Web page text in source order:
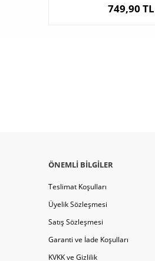
749,90 TL
ÖNEMLI BILGILER
Teslimat Koşulları
Üyelik Sözleşmesi
Satış Sözleşmesi
Garanti ve İade Koşulları
KVKK ve Gizlilik